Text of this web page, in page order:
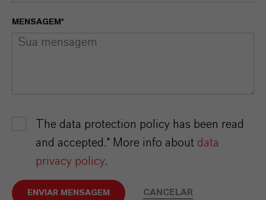
MENSAGEM*
The data protection policy has been read
and accepted.* More info about data
privacy policy.
ENVIAR MENSAGEM CANCELAR